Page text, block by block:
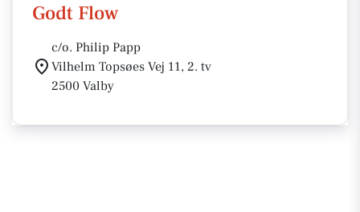
Godt Flow
c/o. Philip Papp
Vilhelm Topsøes Vej 11, 2. tv
2500 Valby